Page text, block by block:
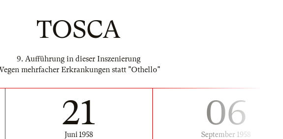
TOSCA
9. Aufführung in dieser Inszenierung
mehrfacher Erkrankungen statt "Othello"
21
Juni 1958
06
September 1958